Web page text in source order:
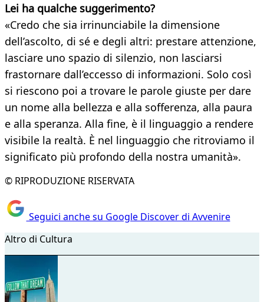
Lei ha qualche suggerimento?
«Credo che sia irrinunciabile la dimensione
dell’ascolto, di sé e degli altri: prestare attenzione,
lasciare uno spazio di silenzio, non lasciarsi
frastornare dall’eccesso di informazioni. Solo così
si riescono poi a trovare le parole giuste per dare
un nome alla bellezza e alla sofferenza, alla paura
e alla speranza. Alla fine, è il linguaggio a rendere
visibile la realtà. È nel linguaggio che ritroviamo il
significato più profondo della nostra umanità».
© RIPRODUZIONE RISERVATA
Seguici anche su Google Discover di Avvenire
Altro di Cultura